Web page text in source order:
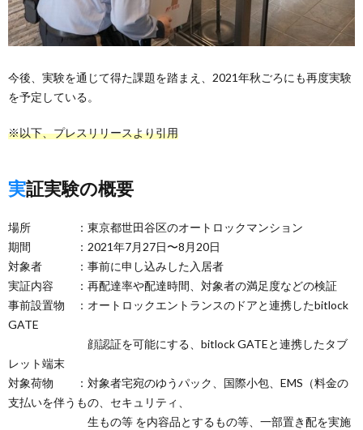
今後、実験を通じて得た課題を踏まえ、2021年秋ごろにも再度実験
を予定している。
※以下、プレスリリースより引用
実証実験の概要
場所 ：東京都世田谷区のオートロックマンション
期間 ：2021年7月27日〜8月20日
対象者 ：事前に申し込みした入居者
実証内容 ：再配達率や配達時間、対象者の満足度などの検証
事前設置物 ：オートロックエントランスのドアと連携したbitlock
GATE
顔認証を可能にする、bitlock GATEと連携したタブ
レット端末
対象荷物 ：対象者宅宛のゆうパック、国際小包、EMS（料金の
支払いを伴うもの、セキュリティ、
生もの等 を内容品とするもの等、一部置き配を実施